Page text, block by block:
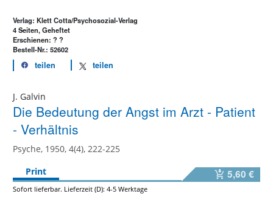
Verlag: Klett Cotta/Psychosozial-Verlag
4 Seiten, Geheftet
Erschienen: ? ?
Bestell-Nr.: 52602
teilen teilen
J. Galvin
Die Bedeutung der Angst im Arzt - Patient
- Verhältnis
Psyche, 1950, 4(4), 222-225
Print
5,60 €
Sofort lieferbar. Lieferzeit (D): 4-5 Werktage